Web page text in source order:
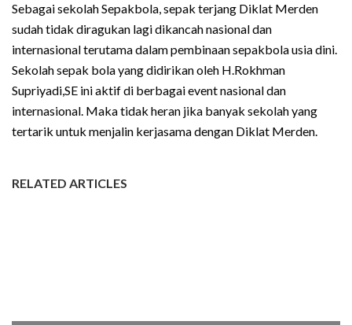
Sebagai sekolah Sepakbola, sepak terjang Diklat Merden
sudah tidak diragukan lagi dikancah nasional dan
internasional terutama dalam pembinaan sepakbola usia dini.
Sekolah sepak bola yang didirikan oleh H.Rokhman
Supriyadi,SE ini aktif di berbagai event nasional dan
internasional. Maka tidak heran jika banyak sekolah yang
tertarik untuk menjalin kerjasama dengan Diklat Merden.
RELATED ARTICLES